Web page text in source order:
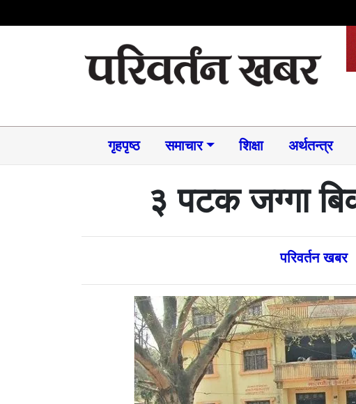
गृहपृष्ठ समाचार​ शिक्षा अर्थतन्त्र
३ पटक जग्गा
परिवर्तन खबर